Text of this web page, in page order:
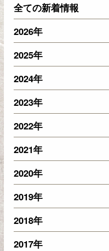
全ての新着情報
2026年
2025年
2024年
2023年
2022年
2021年
2020年
2019年
2018年
2017年